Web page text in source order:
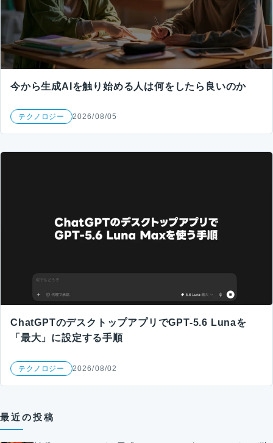
今から生成AIを触り始める人は何をしたら良いのか
テクノロジー 2026/08/05
ChatGPTのデスクトップアプリでGPT-5.6 Lunaを
「最大」に設定する手順
テクノロジー 2026/08/02
最近の投稿